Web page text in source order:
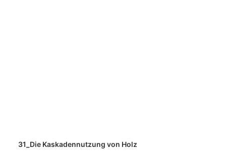
31_Die Kaskadennutzung von Holz